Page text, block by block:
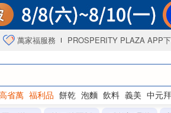
萬家福服務 PROSPERITY PLAZA APP
省萬 福利品 餅乾 泡麵 飲料 義美 中元